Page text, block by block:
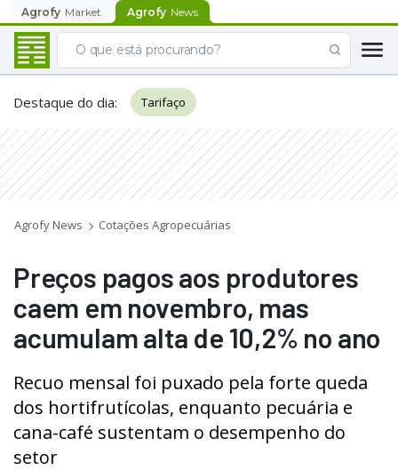
Agrofy Market Agrofy News
Destaque do dia: Tarifaço
Agrofy News Cotações Agropecuárias
Preços pagos aos produtores
caem em novembro, mas
acumulam alta de 10,2% no ano
Recuo mensal foi puxado pela forte queda
dos hortifrutícolas, enquanto pecuária e
cana-café sustentam o desempenho do
setor